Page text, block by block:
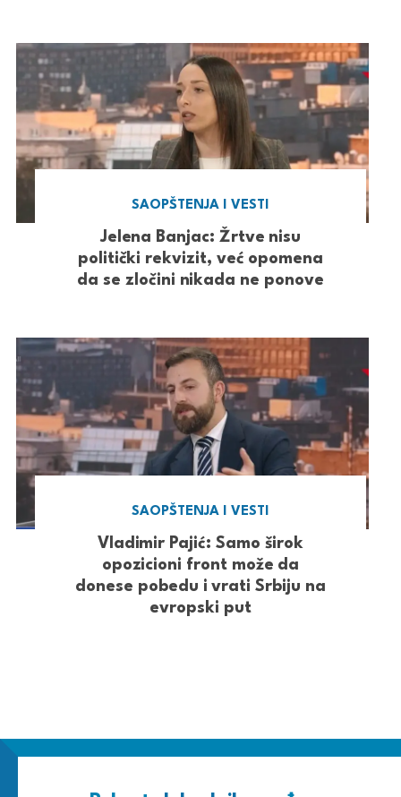
SAOPŠTENJA I VESTI
Jelena Banjac: Žrtve nisu
politički rekvizit, već opomena
da se zločini nikada ne ponove
SAOPŠTENJA I VESTI
Vladimir Pajić: Samo širok
opozicioni front može da
donese pobedu i vrati Srbiju na
evropski put